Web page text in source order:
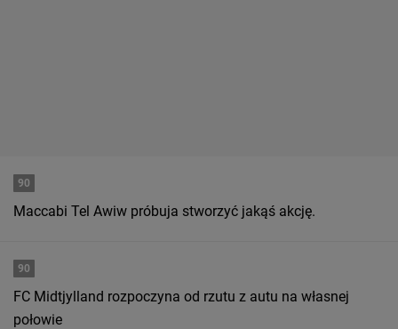
90
Maccabi Tel Awiw próbuja stworzyć jakąś akcję.
90
FC Midtjylland rozpoczyna od rzutu z autu na własnej
połowie